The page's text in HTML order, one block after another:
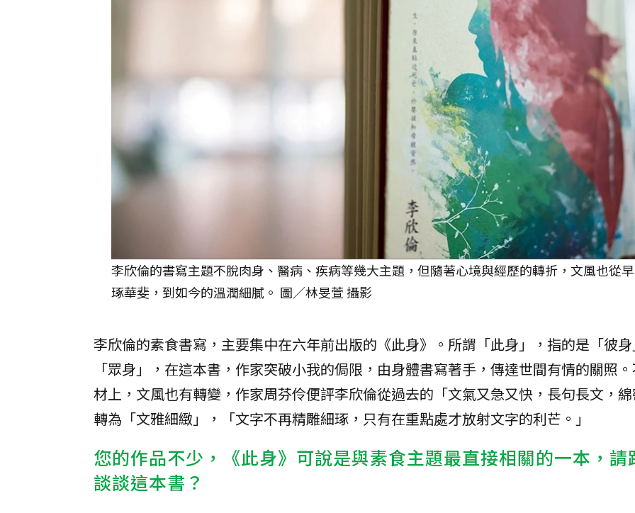
李欣倫的書寫主題不脫肉身、醫病、疾病等幾大主題，但隨著心境與經歷的轉折，文風也從
琢華斐，到如今的溫潤細膩。 圖／林旻萱 攝影
李欣倫的素食書寫，主要集中在六年前出版的《此身》。所謂「此身」，指的是「彼
「眾身」，在這本書，作家突破小我的侷限，由身體書寫著手，傳達世間有情的關照
材上，文風也有轉變，作家周芬伶便評李欣倫從過去的「文氣又急又快，長句長文，
轉為「文雅細緻」，「文字不再精雕細琢，只有在重點處才放射文字的利芒。」
您的作品不少，《此身》可說是與素食主題最直接相關的一本，請
談談這本書？